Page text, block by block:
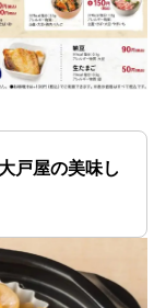
戸屋の美味し